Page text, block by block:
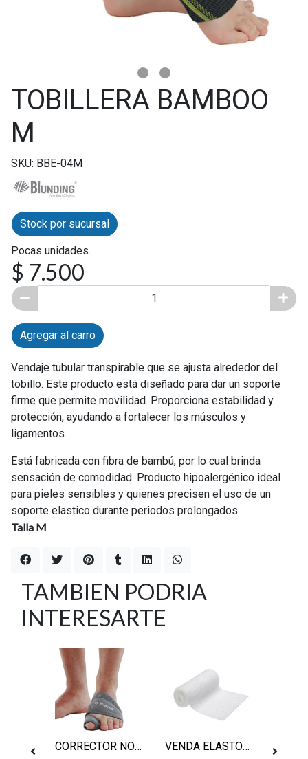
TOBILLERA BAMBOO
M
SKU: BBE-04M
Stock por sucursal
Pocas unidades.
$ 7.500
Agregar al carro
Vendaje tubular transpirable que se ajusta alrededor del
tobillo. Este producto está diseñado para dar un soporte
firme que permite movilidad. Proporciona estabilidad y
protección, ayudando a fortalecer los músculos y
ligamentos.
Está fabricada con fibra de bambú, por lo cual brinda
sensación de comodidad. Producto hipoalergénico ideal
para pieles sensibles y quienes precisen el uso de un
soporte elastico durante periodos prolongados.
Talla M
TAMBIEN PODRIA
INTERESARTE
CORRECTOR NOCTURNO IZQUIERDO L VENDA ELASTOMULL 10CM